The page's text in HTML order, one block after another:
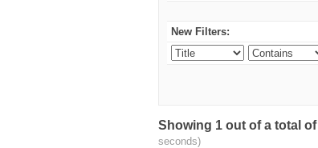
New Filters:
Showing 1 out of a total
seconds)